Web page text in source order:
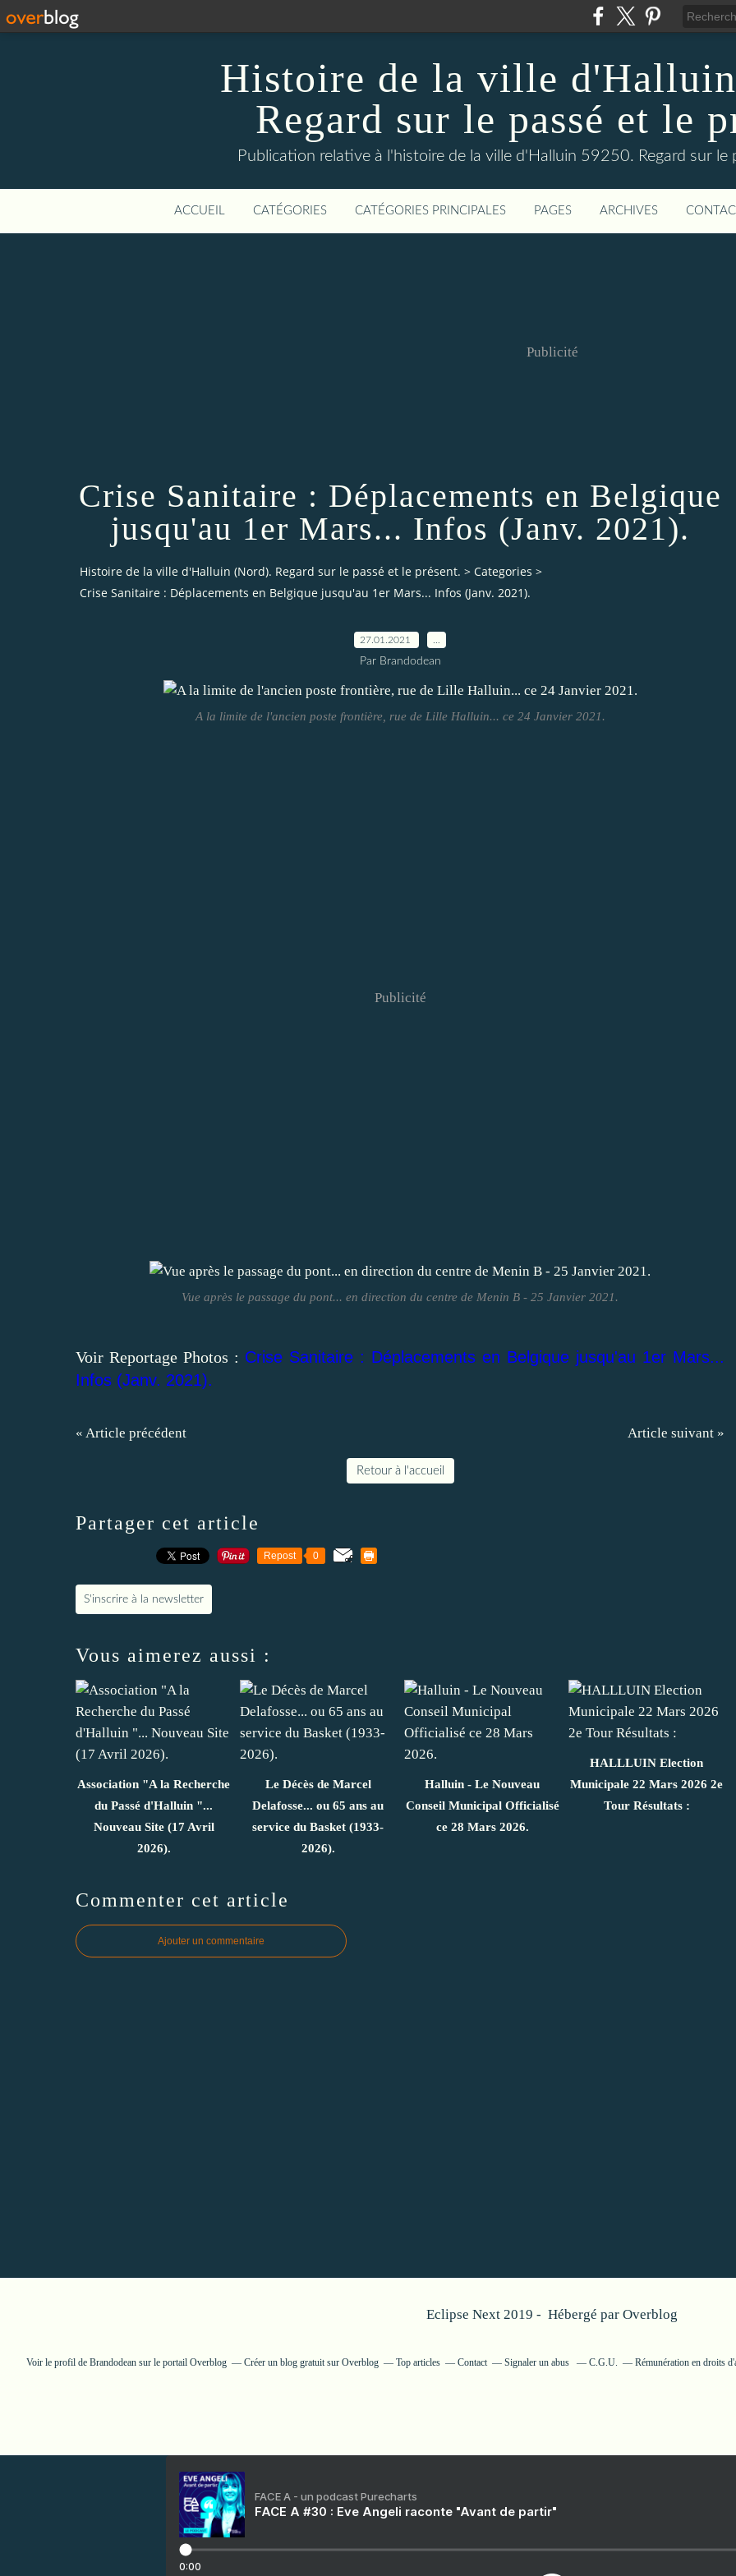
Histoire de la ville
Regard sur le passé et le
Publication relative à l'histoire de la ville d'Halluin 59250. Regard sur le
ACCUEIL CATÉGORIES CATÉGORIES PRINCIPALES PAGES ARCHIVES
Publicité
Crise Sanitaire : Déplacements en Belgique
jusqu'au 1er Mars... Infos (Janv. 2021).
Histoire de la ville d'Halluin (Nord). Regard sur le passé et le présent. > Categories >
Crise Sanitaire : Déplacements en Belgique jusqu'au 1er Mars... Infos (Janv. 2021).
27.01.2021
Par Brandodean
A la limite de l'ancien poste frontière, rue de Lille Halluin... ce 24 Janvier 2021.
Publicité
Vue après le passage du pont... en direction du centre de Menin B - 25 Janvier 2021.
Voir Reportage Photos : Crise Sanitaire : Déplacements en Belgique jusqu'au 1er Mars...
Infos (Janv. 2021).
« Article précédent Article suivant »
Retour à l'accueil
Partager cet article
Repost 0
S'inscrire à la newsletter
Vous aimerez aussi :
Association "A la Recherche
du Passé d'Halluin "...
Nouveau Site (17 Avril
2026).
Le Décès de Marcel
Delafosse... ou 65 ans au
service du Basket (1933-
2026).
Halluin - Le Nouveau
Conseil Municipal Officialisé
ce 28 Mars 2026.
HALLLUIN Election
Municipale 22 Mars 2026 2e
Tour Résultats :
Commenter cet article
Ajouter un commentaire
Eclipse Next 2019 - Hébergé par Overblog
Voir le profil de Brandodean sur le portail Overblog Créer un blog gratuit sur Overblog Top articles Contact Signaler un abus C.G.U. Rémunération en droits
FACE A - un podcast Purecharts
FACE A #30 : Eve Angeli raconte "Avant de partir"
0:00